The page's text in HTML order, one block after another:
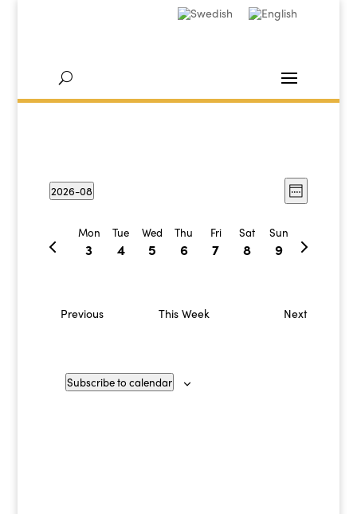
Views
Event
Views
Week
2026-08
Mon
3
Tue
4
Wed
5
Thu
6
Fri
7
Sat
8
Sun
9
Previous
Next
Previous This Week Next
Subscribe to calendar